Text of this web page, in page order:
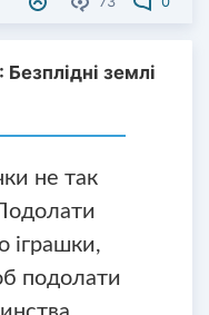
землі
не так
іграшки,
подолати